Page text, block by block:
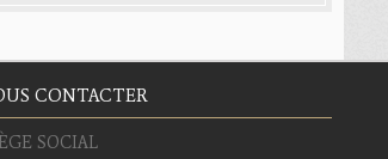
CONTACTER
SOCIAL